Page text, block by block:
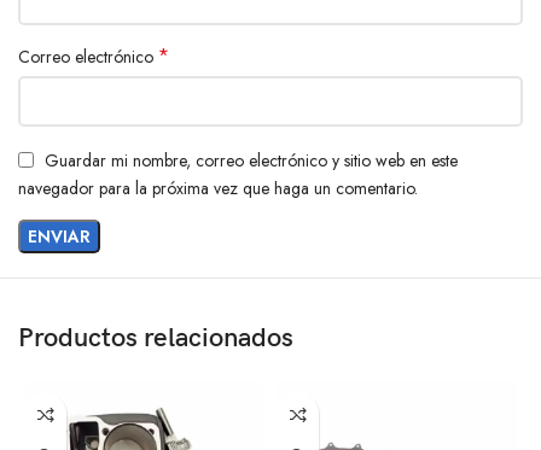
Correo electrónico *
Guardar mi nombre, correo electrónico y sitio web en este
navegador para la próxima vez que haga un comentario.
Productos relacionados